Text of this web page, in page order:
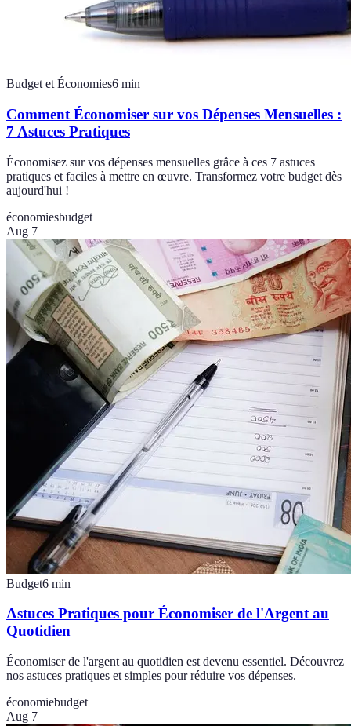
Budget et Économies6 min
Comment Économiser sur vos Dépenses Mensuelles :
7 Astuces Pratiques
Économisez sur vos dépenses mensuelles grâce à ces 7 astuces
pratiques et faciles à mettre en œuvre. Transformez votre budget dès
aujourd'hui !
économiesbudget
Aug 7
Budget6 min
Astuces Pratiques pour Économiser de l'Argent au
Quotidien
Économiser de l'argent au quotidien est devenu essentiel. Découvrez
nos astuces pratiques et simples pour réduire vos dépenses.
économiebudget
Aug 7